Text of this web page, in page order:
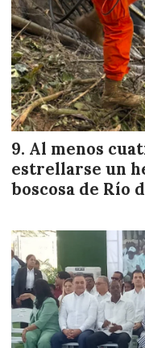
Al menos
estrellarse un
boscosa de Río